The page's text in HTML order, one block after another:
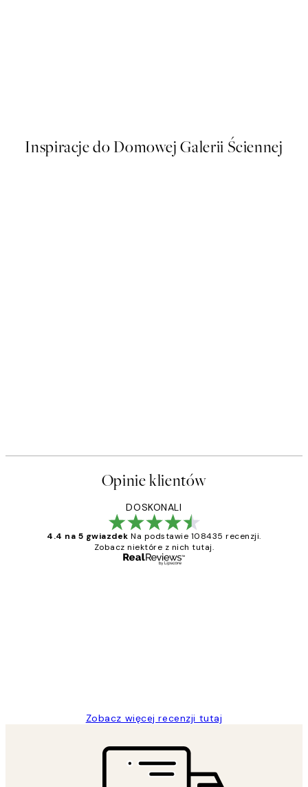
Inspiracje do Domowej Galerii Ściennej
Opinie klientów
DOSKONALI
4.4 na 5 gwiazdek Na podstawie 108435 recenzji.
Zobacz niektóre z nich tutaj.
Zobacz więcej recenzji tutaj